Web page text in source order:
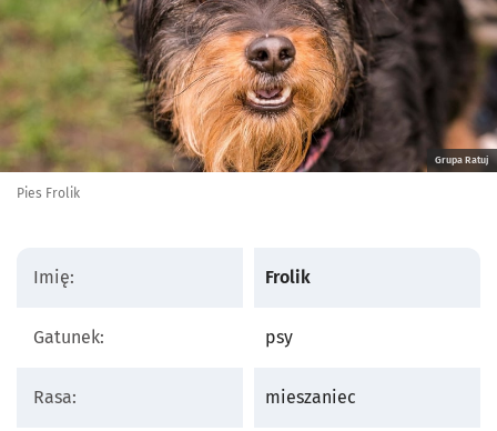
Grupa Ratuj
Pies Frolik
Imię: Frolik
Gatunek: psy
Rasa: mieszaniec